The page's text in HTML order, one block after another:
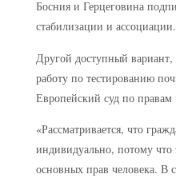
Босния и Герцеговина
стабилизации и ассоциации.
Другой доступный вариант,
работу по тестированию
Европейский суд по правам
«Рассматривается, что
индивидуально, потому
основных прав человека. В